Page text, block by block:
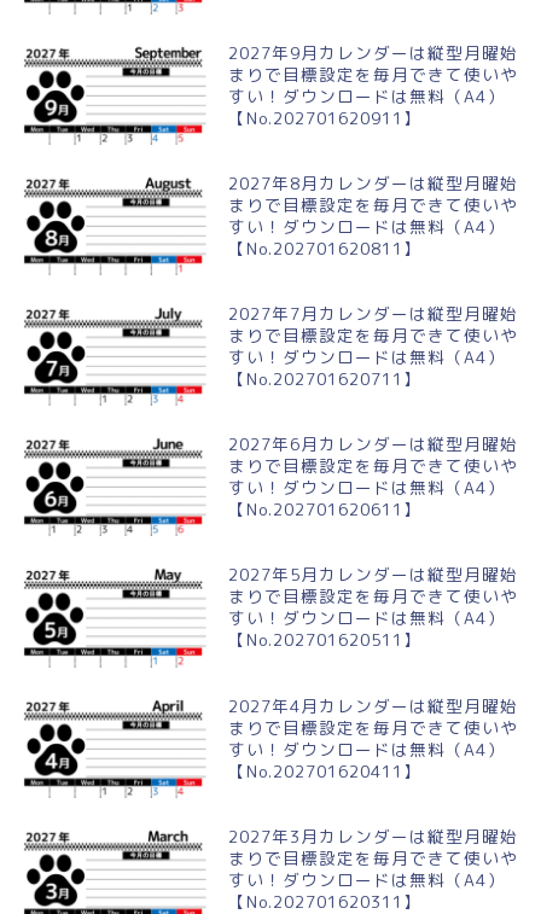
2027年9月カレンダーは縦型月曜始
まりで目標設定を毎月できて使いや
すい！ダウンロードは無料（A4）
【No.202701620911】
2027年8月カレンダーは縦型月曜始
まりで目標設定を毎月できて使いや
すい！ダウンロードは無料（A4）
【No.202701620811】
2027年7月カレンダーは縦型月曜始
まりで目標設定を毎月できて使いや
すい！ダウンロードは無料（A4）
【No.202701620711】
2027年6月カレンダーは縦型月曜始
まりで目標設定を毎月できて使いや
すい！ダウンロードは無料（A4）
【No.202701620611】
2027年5月カレンダーは縦型月曜始
まりで目標設定を毎月できて使いや
すい！ダウンロードは無料（A4）
【No.202701620511】
2027年4月カレンダーは縦型月曜始
まりで目標設定を毎月できて使いや
すい！ダウンロードは無料（A4）
【No.202701620411】
2027年3月カレンダーは縦型月曜始
まりで目標設定を毎月できて使いや
すい！ダウンロードは無料（A4）
【No.202701620311】